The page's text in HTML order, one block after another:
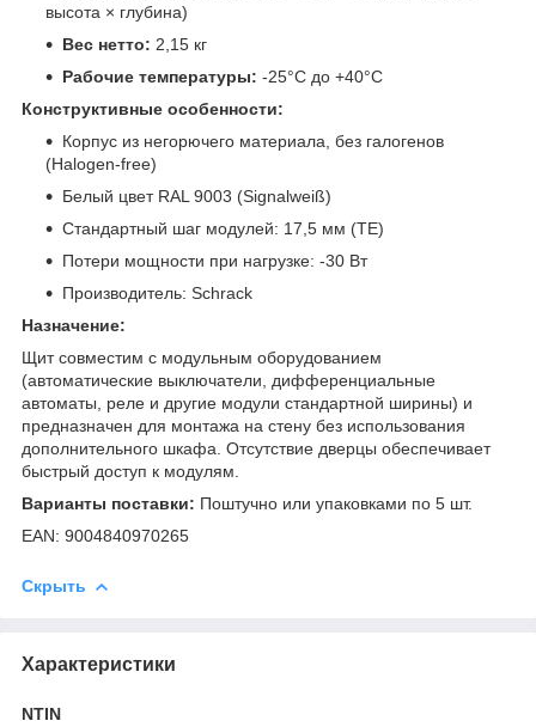
высота × глубина)
Вес нетто: 2,15 кг
Рабочие температуры: -25°C до +40°C
Конструктивные особенности:
Корпус из негорючего материала, без галогенов
(Halogen-free)
Белый цвет RAL 9003 (Signalweiß)
Стандартный шаг модулей: 17,5 мм (TE)
Потери мощности при нагрузке: -30 Вт
Производитель: Schrack
Назначение:
Щит совместим с модульным оборудованием
(автоматические выключатели, дифференциальные
автоматы, реле и другие модули стандартной ширины) и
предназначен для монтажа на стену без использования
дополнительного шкафа. Отсутствие дверцы обеспечивает
быстрый доступ к модулям.
Варианты поставки: Поштучно или упаковками по 5 шт.
EAN: 9004840970265
Скрыть
Характеристики
NTIN